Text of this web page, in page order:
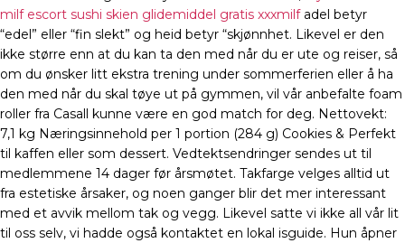
milf escort sushi skien glidemiddel gratis xxxmilfadel betyr
“edel” eller “fin slekt” og heid betyr “skjønnhet. Likevel er den
ikke større enn at du kan ta den med når du er ute og reiser, så
om du ønsker litt ekstra trening under sommerferien eller å ha
den med når du skal tøye ut på gymmen, vil vår anbefalte foam
roller fra Casall kunne være en god match for deg. Nettovekt:
7,1 kg Næringsinnehold per 1 portion (284 g) Cookies & Perfekt
til kaffen eller som dessert. Vedtektsendringer sendes ut til
medlemmene 14 dager før årsmøtet. Takfarge velges alltid ut
fra estetiske årsaker, og noen ganger blir det mer interessant
med et avvik mellom tak og vegg. Likevel satte vi ikke all vår lit
til oss selv, vi hadde også kontaktet en lokal isguide. Hun åpner